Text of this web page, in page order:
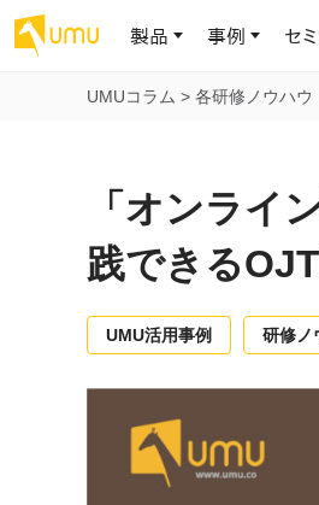
製品
AIリテラシーコース
大規模言語モデル時代のAIリテラ
シー養成オンラインコース
まで。AIを使いこなすプロンプトリテ
AIリテラシー アセスメント
事例
お客様の課題解決のプロセスと成果
お客様の声
2.8万社以上が導入した信頼と実績の
セ
AI活用や人材育成に役立つ、課題解
お知らせ
けします
プロが作成した質の高い研修コース
世界203カ国・国内28,000社以上
私たちについて
ミッション・ビジョン、社名に込められた
代表メッセージ
代表と各分野の顧問・アドバイザーを
UMUコラム > 各研修ノウハウ
「オンライ
践できる
UMU活用事例 研修ノ